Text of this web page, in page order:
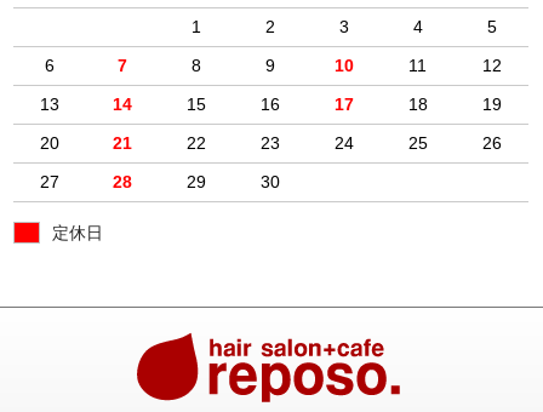
1 2 3 4
5
6
7 8 9 10 11
12
13
14 15 16 17 18
19
20
21 22 23 24 25
26
27
28 29 30
定休日